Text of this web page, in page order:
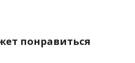
понравиться